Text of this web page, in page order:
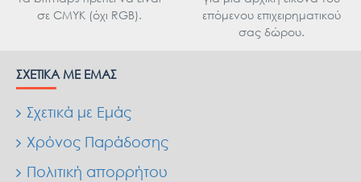
σε CMYK (όχι RGB).
επόμενου επιχειρηματικού
σας δώρου.
ΣΧΕΤΙΚΆ ΜΕ ΕΜΆΣ
Σχετικά με Εμάς
Χρόνος Παράδοσης
Πολιτική απορρήτου